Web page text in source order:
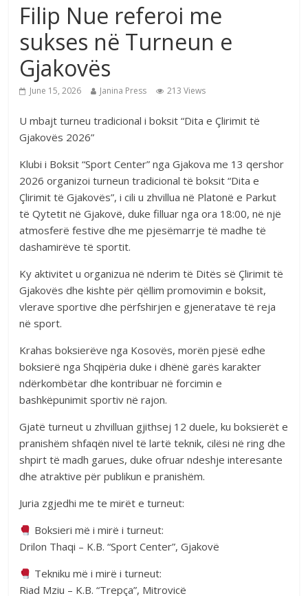
Filip Nue referoi me
sukses në Turneun e
Gjakovës
June 15, 2026 Janina Press 213 Views
U mbajt turneu tradicional i boksit “Dita e Çlirimit të
Gjakovës 2026”
Klubi i Boksit “Sport Center” nga Gjakova me 13 qershor
2026 organizoi turneun tradicional të boksit “Dita e
Çlirimit të Gjakovës”, i cili u zhvillua në Platonë e Parkut
të Qytetit në Gjakovë, duke filluar nga ora 18:00, në një
atmosferë festive dhe me pjesëmarrje të madhe të
dashamirëve të sportit.
Ky aktivitet u organizua në nderim të Ditës së Çlirimit të
Gjakovës dhe kishte për qëllim promovimin e boksit,
vlerave sportive dhe përfshirjen e gjeneratave të reja
në sport.
Krahas boksierëve nga Kosovës, morën pjesë edhe
boksierë nga Shqipëria duke i dhënë garës karakter
ndërkombëtar dhe kontribuar në forcimin e
bashkëpunimit sportiv në rajon.
Gjatë turneut u zhvilluan gjithsej 12 duele, ku boksierët e
pranishëm shfaqën nivel të lartë teknik, cilësi në ring dhe
shpirt të madh garues, duke ofruar ndeshje interesante
dhe atraktive për publikun e pranishëm.
Juria zgjedhi me te mirët e turneut:
Boksieri më i mirë i turneut:
Drilon Thaqi – K.B. “Sport Center”, Gjakovë
Tekniku më i mirë i turneut:
Riad Mziu – K.B. “Trepça”, Mitrovicë